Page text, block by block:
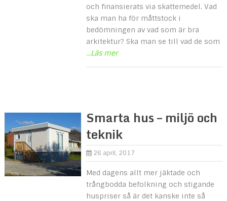
och finansierats via skattemedel. Vad
ska man ha för måttstock i
bedömningen av vad som är bra
arkitektur? Ska man se till vad de som
...Läs mer
Smarta hus – miljö och
teknik
26 april, 2017
Med dagens allt mer jäktade och
trångbodda befolkning och stigande
huspriser så är det kanske inte så